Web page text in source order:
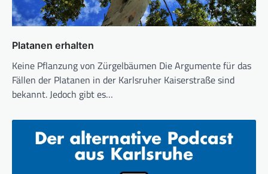
Platanen erhalten
Keine Pflanzung von Zürgelbäumen Die Argumente für das
Fällen der Platanen in der Karlsruher Kaiserstraße sind
bekannt. Jedoch gibt es…